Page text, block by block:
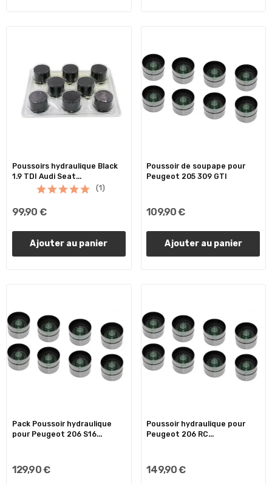
Poussoirs hydraulique Black
1.9 TDI Audi Seat...
(1)
99,90 €
Ajouter au panier
Poussoir de soupape pour
Peugeot 205 309 GTI
109,90 €
Ajouter au panier
Pack Poussoir hydraulique
pour Peugeot 206 S16...
129,90 €
Poussoir hydraulique pour
Peugeot 206 RC...
149,90 €